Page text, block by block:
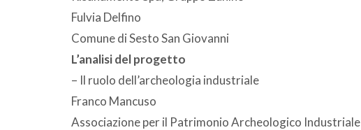
Fulvia Delfino
Comune di Sesto San Giovanni
L’analisi del progetto
– Il ruolo dell’archeologia industriale
Franco Mancuso
Associazione per il Patrimonio Archeologico Industriale